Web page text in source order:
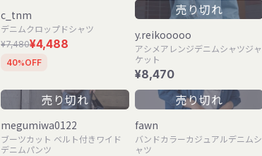
c_tnm
デニムクロップドシャツ
¥7,480¥4,488
40%OFF
売り切れ
y.reikooooo
アシメアレンジデニムシャツジャ
ケット
¥8,470
売り切れ
megumiwa0122
ブーツカット ベルト付きワイド
デニムパンツ
売り切れ
fawn
バンドカラーカジュアルデニムシ
ャツ